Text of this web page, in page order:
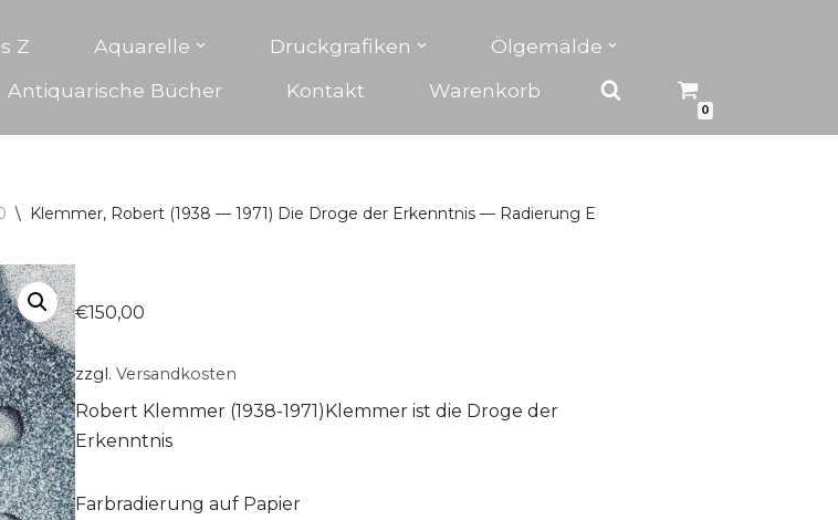
Z Aquarelle Druckgrafiken
Ölgemälde
Antiquarische Bücher Kontakt Warenkorb
0
\ Klemmer, Robert (1938 — 1971) Die Droge der Erkenntnis — Radierung ED 99 um 1965
€150,00
zzgl. Versandkosten
Robert Klemmer (1938-1971)Klemmer ist die Droge der
Erkenntnis
Farbradierung auf Papier